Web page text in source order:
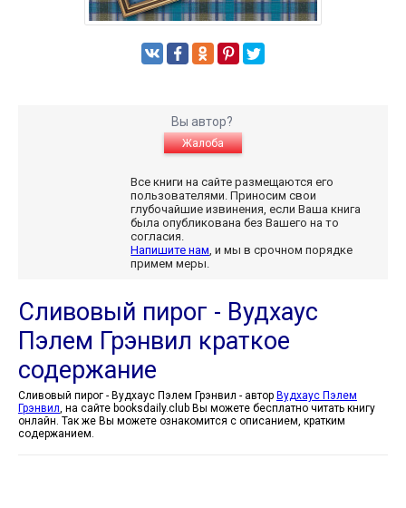
Вы автор?
Жалоба
Все книги на сайте размещаются его
пользователями. Приносим свои
глубочайшие извинения, если Ваша книга
была опубликована без Вашего на то
согласия.
Напишите нам, и мы в срочном порядке
примем меры.
Сливовый пирог - Вудхаус
Пэлем Грэнвил краткое
содержание
Сливовый пирог - Вудхаус Пэлем Грэнвил - автор Вудхаус Пэлем
Грэнвил, на сайте booksdaily.club Вы можете бесплатно читать книгу
онлайн. Так же Вы можете ознакомится с описанием, кратким
содержанием.